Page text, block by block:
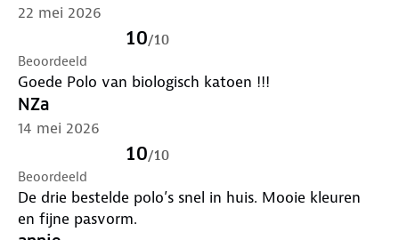
22 mei 2026
10/10
Beoordeeld
Goede Polo van biologisch katoen !!!
NZa
14 mei 2026
10/10
Beoordeeld
De drie bestelde polo’s snel in huis. Mooie kleuren
en fijne pasvorm.